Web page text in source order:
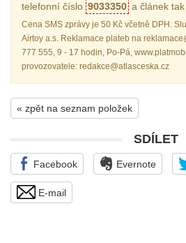
telefonní číslo 9033350 a článek
Cena SMS zprávy je 50 Kč včetně DPH.
Airtoy a.s. Reklamace plateb na
777 555, 9 - 17 hodin, Po-Pá,
provozovatele: redakce@atlasceska.cz
« zpět na seznam položek
SDÍLET
Facebook Evernote
E-mail